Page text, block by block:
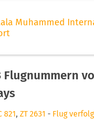
Muhammed
Flugnummern
821, ZT 2631 - Flug